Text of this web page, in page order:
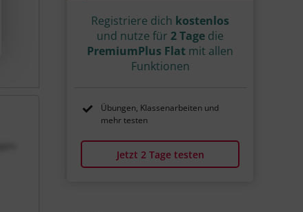
Registriere dich kostenlos
und nutze für 2 Tage die
PremiumPlus Flat mit allen
Funktionen
Übungen, Klassenarbeiten und
mehr testen
Jetzt 2 Tage testen